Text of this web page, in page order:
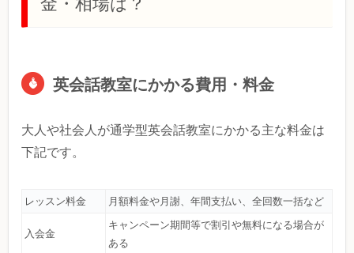
英会話教室にかかる費用・料金
大人や社会人が通学型英会話教室にかかる主な料金は
下記です。
レッスン料金 月額料金や月謝、年間支払い、全回数一括など
入会金
キャンペーン期間等で割引や無料になる場合が
ある